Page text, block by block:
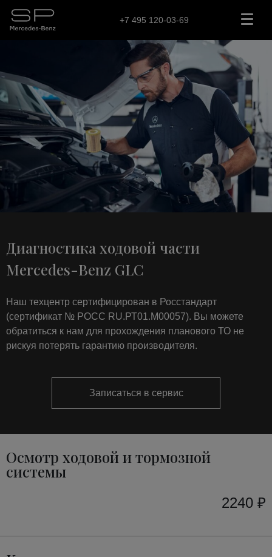
+7 495 120-03-69
Диагностика ходовой части
Mercedes-Benz GLC
Наш техцентр сертифицирован в Росстандарт
(сертификат № РОСС RU.РТ01.М00057). Вы можете
обратиться к нам для прохождения планового ТО не
рискуя потерять гарантию производителя.
Записаться в сервис
Осмотр ходовой и тормозной
системы
2240 ₽